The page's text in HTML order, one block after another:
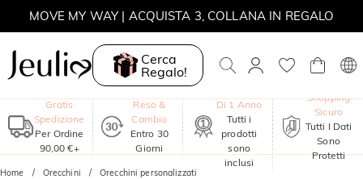
MOVE MY WAY | ACQUISTA 3, COLLANA IN REGALO
Cerca
Regalo!
Gratis
Spedizione
Per Ordine
90,00 €+
Reso &
Cambio
Entro 30
Giorni
Di 1 Anno
Tutti i
prodotti
sono
inclusi
Shopping
Sicuro
Tutti I Dati
Sono
Protetti
Home Orecchini Orecchini personalizzati